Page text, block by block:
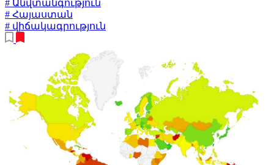
# Անվտանգություն
# Հայաստան
# վիճակագրություն